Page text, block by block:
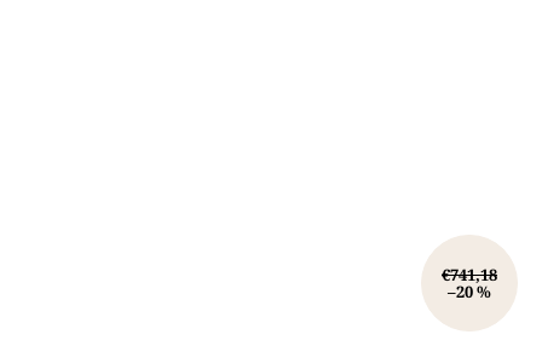
€741,18
–20 %